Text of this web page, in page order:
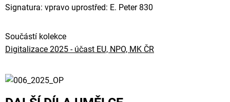
Signatura: vpravo uprostřed: E. Peter 830
Součástí kolekce
Digitalizace 2025 - účast EU, NPO, MK ČR